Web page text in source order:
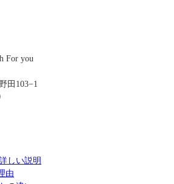
田103−1
しい説明
由